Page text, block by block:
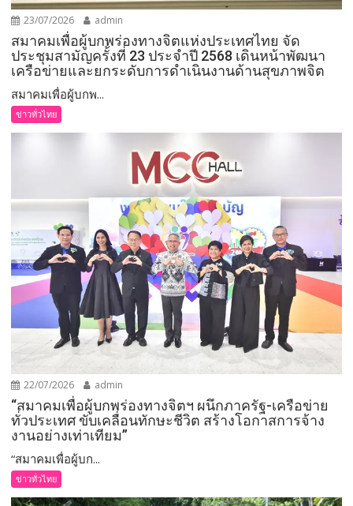
23/07/2026 admin
สมาคมเพื่อผู้บกพร่องทางจิตแห่งประเทศไทย จัด
ประชุมสามัญครั้งที่ 23 ประจำปี 2568 เดินหน้าพัฒนา
เครือข่ายและยกระดับการดำเนินงานด้านสุขภาพจิต
สมาคมเพื่อผู้บกพ...
ข่าวทั่วไทย
22/07/2026 admin
“สมาคมเพื่อผู้บกพร่องทางจิตฯ ผนึกภาครัฐ-เครือข่าย
ทั่วประเทศ ขับเคลื่อนทักษะชีวิต สร้างโอกาสการจ้าง
งานอย่างเท่าเทียม”
“สมาคมเพื่อผู้บก...
ข่าวทั่วไทย